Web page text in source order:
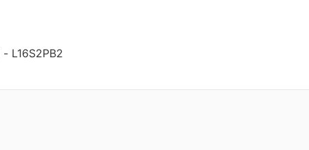
- L16S2PB2